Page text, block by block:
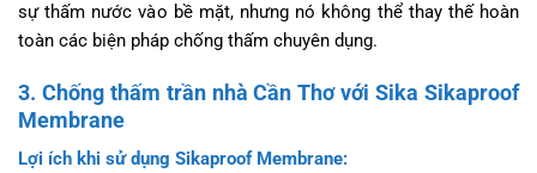
sự thấm nước vào bề mặt, nhưng nó không thể thay thế hoàn
toàn các biện pháp chống thấm chuyên dụng.
3. Chống thấm trần nhà Cần Thơ với Sika Sikaproof
Membrane
Lợi ích khi sử dụng Sikaproof Membrane: